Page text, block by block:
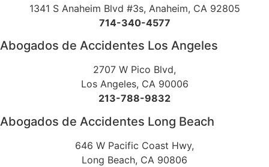
1341 S Anaheim Blvd #3s, Anaheim, CA 92805
714-340-4577
Abogados de Accidentes Los Angeles
2707 W Pico Blvd,
Los Angeles, CA 90006
213-788-9832
Abogados de Accidentes Long Beach
646 W Pacific Coast Hwy,
Long Beach, CA 90806